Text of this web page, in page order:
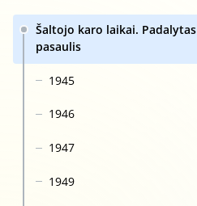
Šaltojo karo laikai. Padalytas
pasaulis
1945
1946
1947
1949